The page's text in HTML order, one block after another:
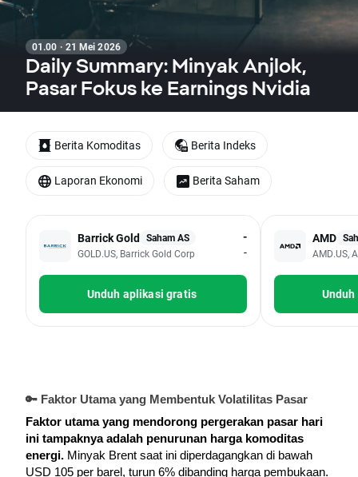
01.00 · 21 Mei 2026
Daily Summary: Minyak Anjlok,
Pasar Fokus ke Earnings Nvidia
Barrick Gold Saham AS
GOLD.US, Barrick Gold Corp
-
-
Unduh aplikasi gratis
AMD
AMD.US,
🔑 Faktor Utama yang Membentuk Volatilitas Pasar
Faktor utama yang mendorong pergerakan pasar hari
ini tampaknya adalah penurunan harga komoditas
energi. Minyak Brent saat ini diperdagangkan di bawah
Berita Komoditas Berita Indeks
Laporan Ekonomi Berita Saham